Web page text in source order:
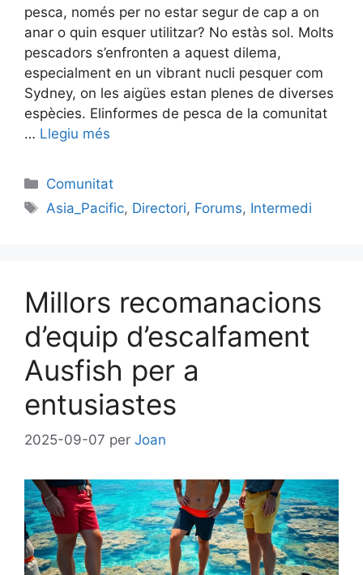
pesca, només per no estar segur de cap a on
anar o quin esquer utilitzar? No estàs sol. Molts
pescadors s’enfronten a aquest dilema,
especialment en un vibrant nucli pesquer com
Sydney, on les aigües estan plenes de diverses
espècies. Elinformes de pesca de la comunitat
… Llegiu més
Categories
Comunitat
Etiquetes
Asia_Pacific, Directori, Forums, Intermedi
Millors recomanacions
d’equip d’escalfament
Ausfish per a
entusiastes
2025-09-07 per Joan